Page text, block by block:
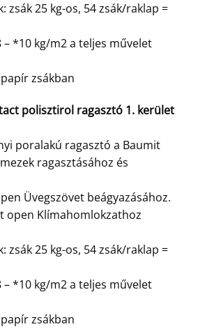
zsák 25 kg-os, 54 zsák/raklap =
– *10 kg/m2 a teljes művelet
zsákban
polisztirol ragasztó 1. kerület
poralakú ragasztó a Baumit
ragasztásához és
Üvegszövet beágyazásához.
open Klímahomlokzathoz
zsák 25 kg-os, 54 zsák/raklap =
– *10 kg/m2 a teljes művelet
zsákban